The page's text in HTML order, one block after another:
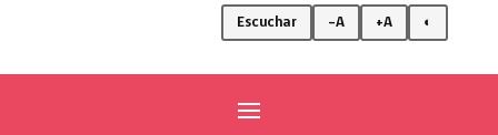
Escuchar -A +A ◐